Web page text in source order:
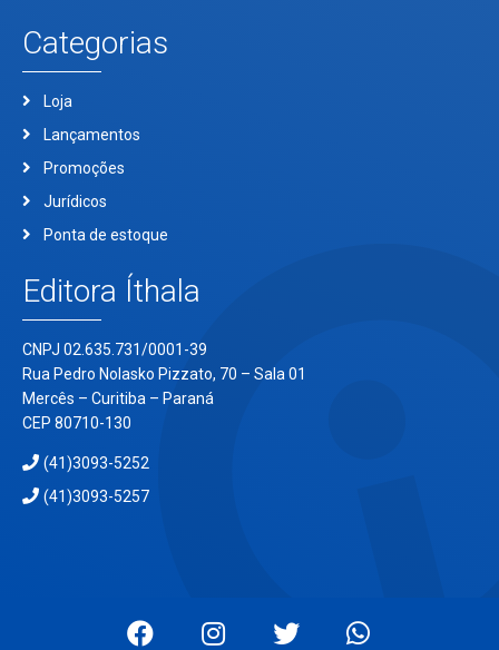
Categorias
Loja
Lançamentos
Promoções
Jurídicos
Ponta de estoque
Editora Íthala
CNPJ 02.635.731/0001-39
Rua Pedro Nolasko Pizzato, 70 – Sala 01
Mercês – Curitiba – Paraná
CEP 80710-130
(41)3093-5252
(41)3093-5257